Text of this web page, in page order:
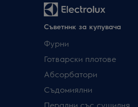
Съветник за купувача
Фурни
Готварски плотове
Абсорбатори
Съдомиялни
Перални със сушилня